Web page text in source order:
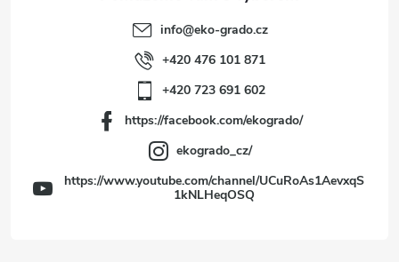
info@eko-grado.cz
+420 476 101 871
+420 723 691 602
https://facebook.com/ekogrado/
ekogrado_cz/
https://www.youtube.com/channel/UCuRoAs1AevxqS
1kNLHeqOSQ